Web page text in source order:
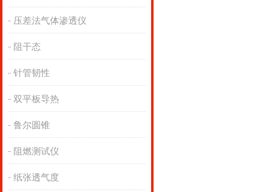
压差法气体渗透仪
阻干态
针管韧性
双平板导热
鲁尔圆锥
阻燃测试仪
纸张透气度